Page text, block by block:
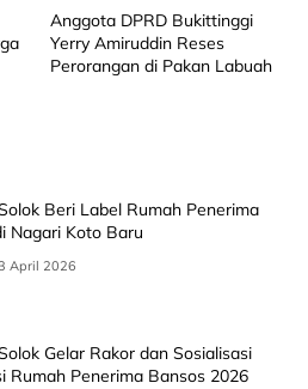
Anggota DPRD Bukittinggi
Yerry Amiruddin Reses
Perorangan di Pakan Labuah
Beri Label Rumah Penerima
Nagari Koto Baru
April 2026
Gelar Rakor dan Sosialisasi
Rumah Penerima Bansos 2026